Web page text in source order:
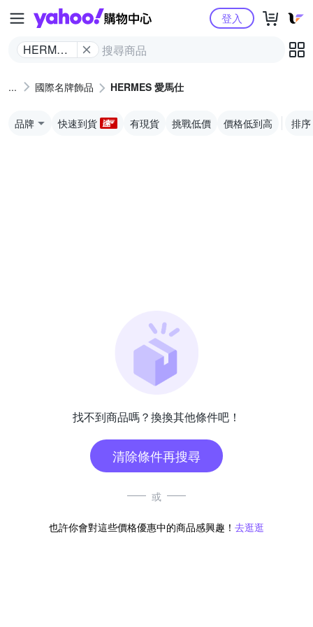
Yahoo購物中心
HERMES
登入
國際名牌飾品 HERMES 愛馬仕
品牌 快速到貨 有現貨 挑戰低價 價格低到高 排序
找不到商品嗎？換換其他條件吧！
清除條件再搜尋
或
也許你會對這些價格優惠中的商品感興趣！ 去逛逛